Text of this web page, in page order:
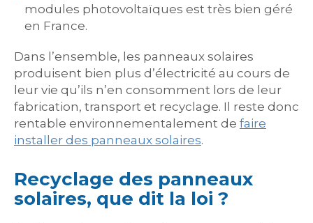
modules photovoltaïques est très bien géré
en France.
Dans l’ensemble, les panneaux solaires
produisent bien plus d’électricité au cours de
leur vie qu’ils n’en consomment lors de leur
fabrication, transport et recyclage. Il reste donc
rentable environnementalement de faire
installer des panneaux solaires.
Recyclage des panneaux
solaires, que dit la loi ?